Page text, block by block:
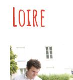
Loire